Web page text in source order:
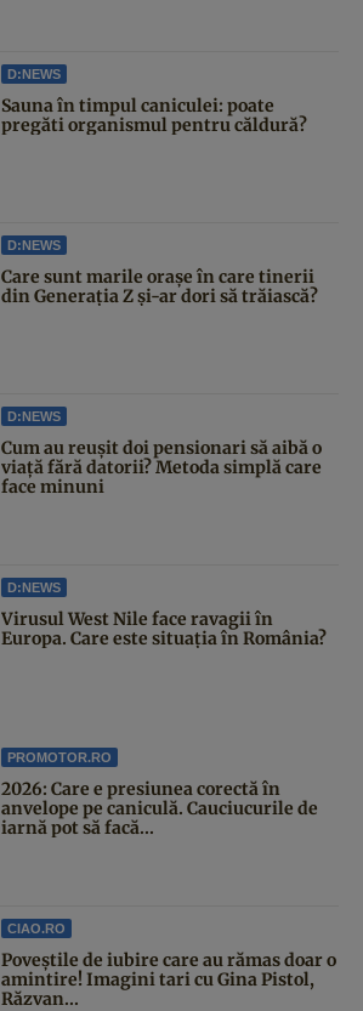
D:NEWS
Sauna în timpul caniculei: poate
pregăti organismul pentru căldură?
D:NEWS
Care sunt marile orașe în care tinerii
din Generația Z și-ar dori să trăiască?
D:NEWS
Cum au reușit doi pensionari să aibă o
viață fără datorii? Metoda simplă care
face minuni
D:NEWS
Virusul West Nile face ravagii în
Europa. Care este situația în România?
PROMOTOR.RO
2026: Care e presiunea corectă în
anvelope pe caniculă. Cauciucurile de
iarnă pot să facă...
CIAO.RO
Poveştile de iubire care au rămas doar o
amintire! Imagini tari cu Gina Pistol,
Răzvan...